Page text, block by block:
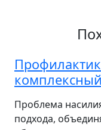
Проблема
подхода,